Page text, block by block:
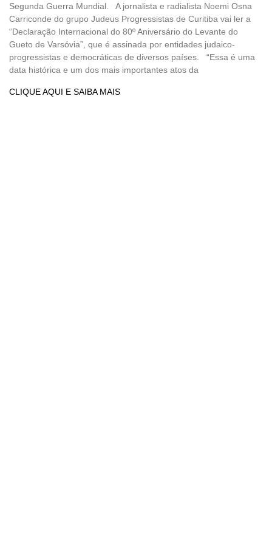
Segunda Guerra Mundial. A jornalista e radialista Noemi Osna
Carriconde do grupo Judeus Progressistas de Curitiba vai ler a
“Declaração Internacional do 80º Aniversário do Levante do
Gueto de Varsóvia”, que é assinada por entidades judaico-
progressistas e democráticas de diversos países. “Essa é uma
data histórica e um dos mais importantes atos da
CLIQUE AQUI E SAIBA MAIS